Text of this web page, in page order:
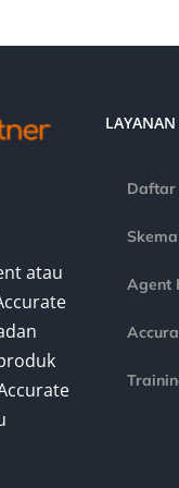
atau
LAYANAN
Daftar
Agent